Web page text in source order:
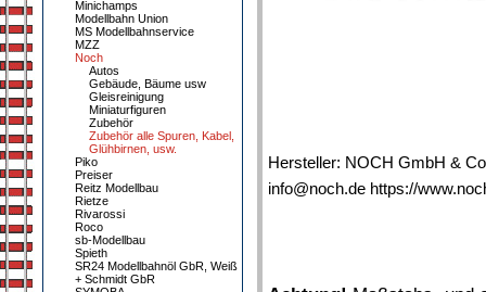
Minichamps
Modellbahn Union
MS Modellbahnservice
MZZ
Noch
Autos
Gebäude, Bäume usw
Gleisreinigung
Miniaturfiguren
Zubehör
Zubehör alle Spuren, Kabel,
Glühbirnen, usw.
Piko
Preiser
Reitz Modellbau
Rietze
Rivarossi
Roco
sb-Modellbau
Spieth
SR24 Modellbahnöl GbR, Weiß
+ Schmidt GbR
Hersteller: NOCH GmbH &
info@noch.de https://